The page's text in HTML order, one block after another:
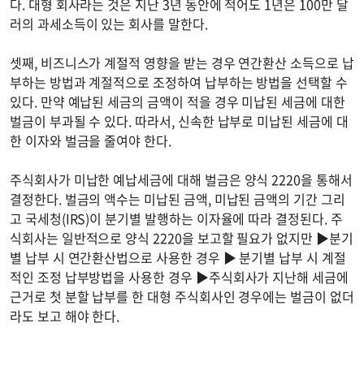
다. 대형 회사라는 것은 지난 3년 동안에 적어도 1년은 100만 달
러의 과세소득이 있는 회사를 말한다.
셋째, 비즈니스가 계절적 영향을 받는 경우 연간환산 소득으로 납
부하는 방법과 계절적으로 조정하여 납부하는 방법을 선택할 수
있다. 만약 예납된 세금의 금액이 적을 경우 미납된 세금에 대한
벌금이 부과될 수 있다. 따라서, 신속한 납부로 미납된 세금에 대
한 이자와 벌금을 줄여야 한다.
주식회사가 미납한 예납세금에 대해 벌금은 양식 2220을 통해서
결정한다. 벌금의 액수는 미납된 금액, 미납된 금액의 기간 그리
고 국세청(IRS)이 분기별 발행하는 이자율에 따라 결정된다. 주
식회사는 일반적으로 양식 2220을 보고할 필요가 없지만 ▶분기
별 납부 시 연간환산법으로 사용한 경우 ▶ 분기별 납부 시 계절
적인 조정 납부방법을 사용한 경우 ▶주식회사가 지난해 세금에
근거로 첫 분할 납부를 한 대형 주식회사인 경우에는 벌금이 없더
라도 보고 해야 한다.